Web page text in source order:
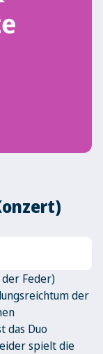
der Feder)
der
das Duo
spielt die